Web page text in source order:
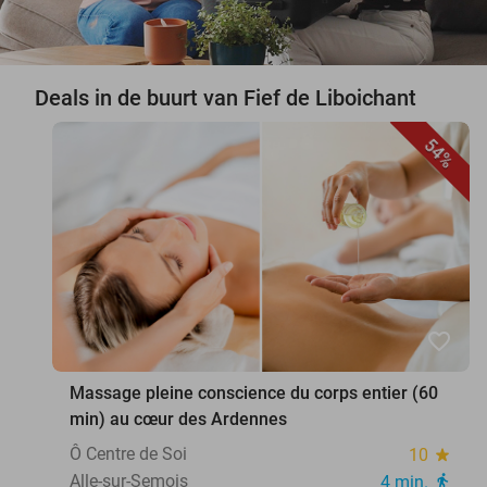
Deals in de buurt van Fief de Liboichant
54%
favorite_border
Massage pleine conscience du corps entier (60
min) au cœur des Ardennes
Ô Centre de Soi
10 star
Alle-sur-Semois 4 min. directions_walk